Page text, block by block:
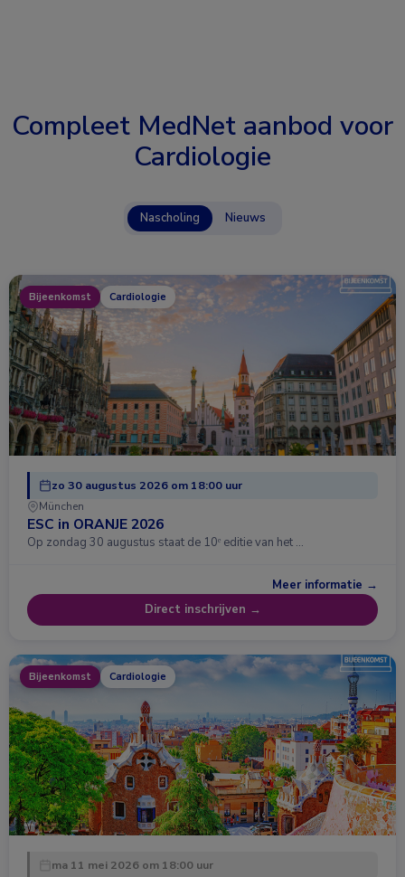
Compleet MedNet aanbod voor
Cardiologie
Nascholing Nieuws
Bijeenkomst Cardiologie
zo 30 augustus 2026 om 18:00 uur
München
ESC in ORANJE 2026
Op zondag 30 augustus staat de 10ᵉ editie van het …
Meer informatie →
Direct inschrijven →
Bijeenkomst Cardiologie
ma 11 mei 2026 om 18:00 uur